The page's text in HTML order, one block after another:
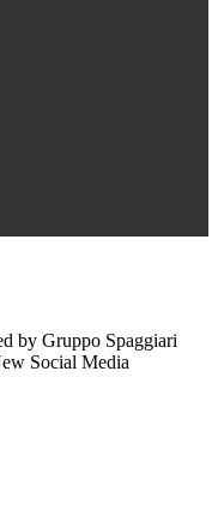
by Gruppo Spaggiari
Social Media